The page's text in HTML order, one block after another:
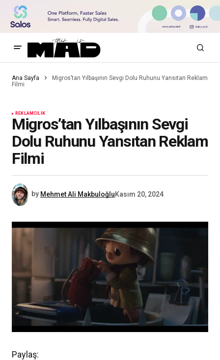
Ana Sayfa
Migros’tan Yılbaşının Sevgi Dolu Ruhunu Yansıtan Reklam
Filmi
REKLAMCILIK
Migros’tan Yılbaşının Sevgi
Dolu Ruhunu Yansıtan Reklam
Filmi
by Mehmet Ali MakbuloğluKasım 20, 2024
Paylaş: